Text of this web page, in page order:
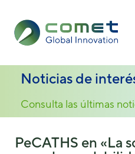
Noticias de
Consulta las últimas
PeCATHS en «La